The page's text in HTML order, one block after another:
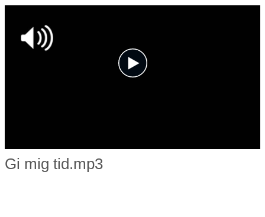
Gi mig tid.mp3